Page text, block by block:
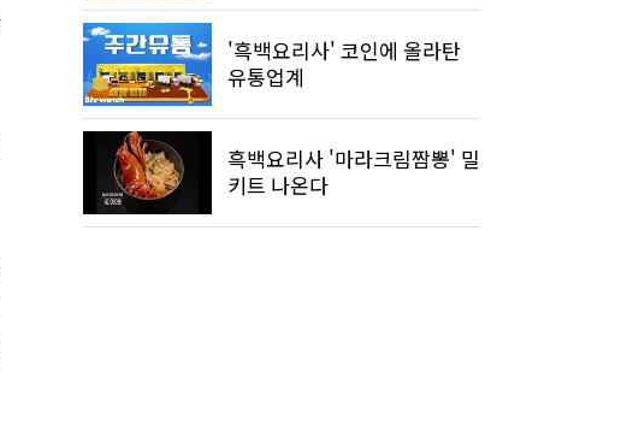
'흑백요리사' 코인에 올라탄
유통업계
흑백요리사 '마라크림짬뽕' 밀
키트 나온다